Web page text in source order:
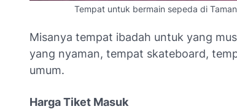
Tempat untuk bermain sepeda di
Misanya tempat ibadah untuk yang
yang nyaman, tempat skateboard,
umum.
Harga Tiket Masuk